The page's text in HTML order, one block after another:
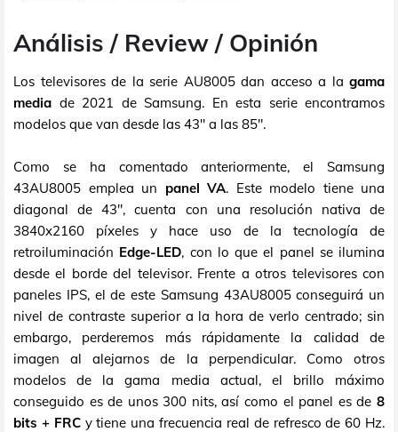
Análisis / Review / Opinión
Los televisores de la serie AU8005 dan acceso a la gama
media de 2021 de Samsung. En esta serie encontramos
modelos que van desde las 43" a las 85".
Como se ha comentado anteriormente, el Samsung
43AU8005 emplea un panel VA. Este modelo tiene una
diagonal de 43", cuenta con una resolución nativa de
3840x2160 píxeles y hace uso de la tecnología de
retroiluminación Edge-LED, con lo que el panel se ilumina
desde el borde del televisor. Frente a otros televisores con
paneles IPS, el de este Samsung 43AU8005 conseguirá un
nivel de contraste superior a la hora de verlo centrado; sin
embargo, perderemos más rápidamente la calidad de
imagen al alejarnos de la perpendicular. Como otros
modelos de la gama media actual, el brillo máximo
conseguido es de unos 300 nits, así como el panel es de 8
bits + FRCy tiene una frecuencia real de refresco de 60 Hz.